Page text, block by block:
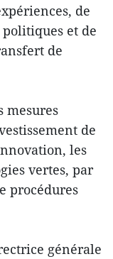
de
et de
de
mesures
de
les
vertes, par
procédures
générale